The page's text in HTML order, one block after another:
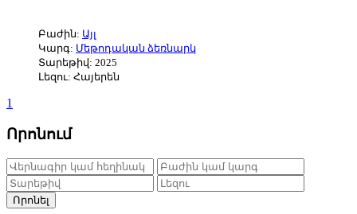
Բաժին: Այլ
Կարգ: Մեթոդական ձեռնարկ
Տարեթիվ: 2025
Լեզու: Հայերեն
1
Որոնում
Որոնել